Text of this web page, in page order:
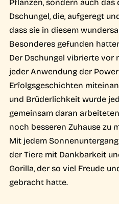
Dschungel, die, aufgeregt
dass sie in diesem
Besonderes gefunden
Der Dschungel vibrierte vor
jeder Anwendung der
Erfolgsgeschichten
und Brüderlichkeit wurde
gemeinsam daran
noch besseren Zuhause zu
Mit jedem
der Tiere mit Dankbarkeit
Gorilla, der so viel Freude
gebracht hatte.